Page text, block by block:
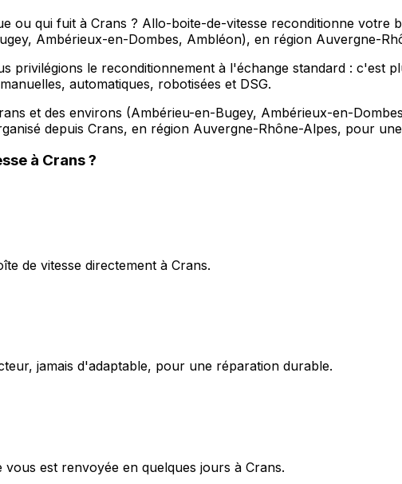
ou qui fuit à Crans ? Allo-boite-de-vitesse reconditionne votre
Ambérieux-en-Dombes, Ambléon), en région Auvergne-
privilégions le reconditionnement à l'échange standard : c'est
automatiques, robotisées et DSG.
et des environs (Ambérieu-en-Bugey, Ambérieux-en-
depuis Crans, en région Auvergne-Rhône-Alpes, pour
à Crans?
de vitesse directement à Crans.
jamais d'adaptable, pour une réparation durable.
est renvoyée en quelques jours à Crans.